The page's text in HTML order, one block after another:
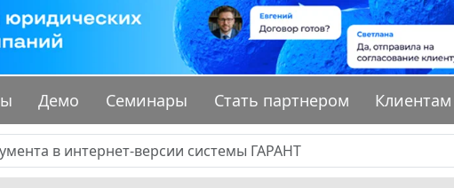
Демо Семинары Стать партнером Клиентам